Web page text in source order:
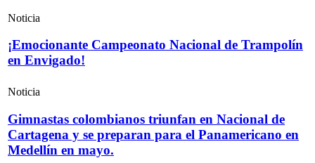
Noticia
¡Emocionante Campeonato Nacional de Trampolín
en Envigado!
Noticia
Gimnastas colombianos triunfan en Nacional de
Cartagena y se preparan para el Panamericano en
Medellín en mayo.